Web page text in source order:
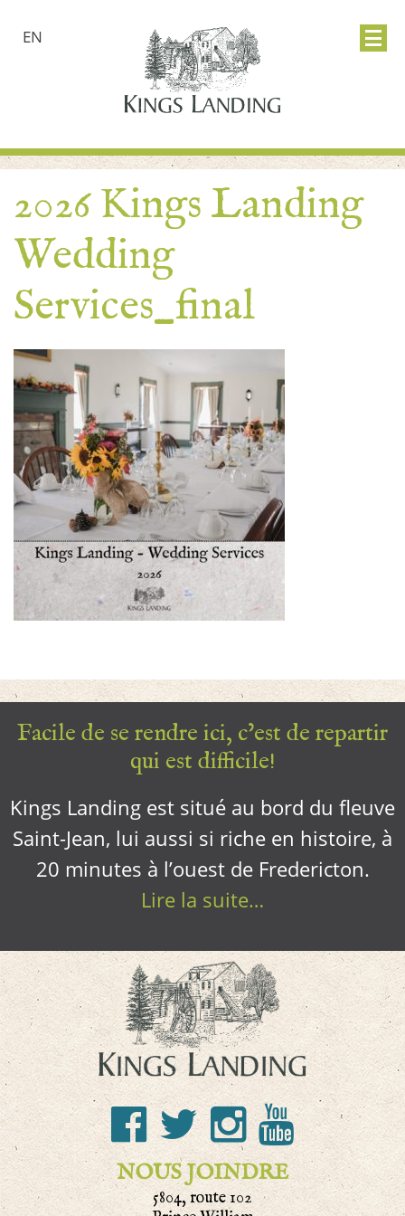
EN
2026 Kings Landing
Wedding
Services_final
Facile de se rendre ici, c’est de repartir
qui est difficile!
Kings Landing est situé au bord du fleuve
Saint-Jean, lui aussi si riche en histoire, à
20 minutes à l’ouest de Fredericton.
Lire la suite…
NOUS JOINDRE
5804, route 102